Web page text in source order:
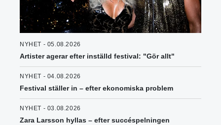
NYHET - 05.08.2026
Artister agerar efter inställd festival: "Gör allt"
NYHET - 04.08.2026
Festival ställer in – efter ekonomiska problem
NYHET - 03.08.2026
Zara Larsson hyllas – efter succéspelningen